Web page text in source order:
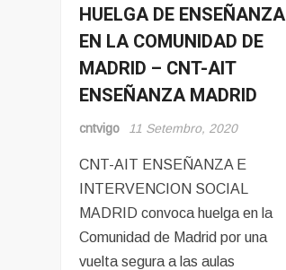
Noticias
HUELGA DE ENSEÑANZA
EN LA COMUNIDAD DE
MADRID – CNT-AIT
ENSEÑANZA MADRID
cntvigo 11 Setembro, 2020
CNT-AIT ENSEÑANZA E
INTERVENCION SOCIAL
MADRID convoca huelga en la
Comunidad de Madrid por una
vuelta segura a las aulas